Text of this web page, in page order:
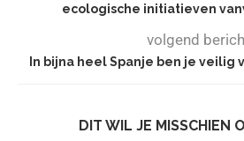
ecologische initiatieven
volgend
In bijna heel Spanje ben je veilig
DIT WIL JE MISSCHIEN